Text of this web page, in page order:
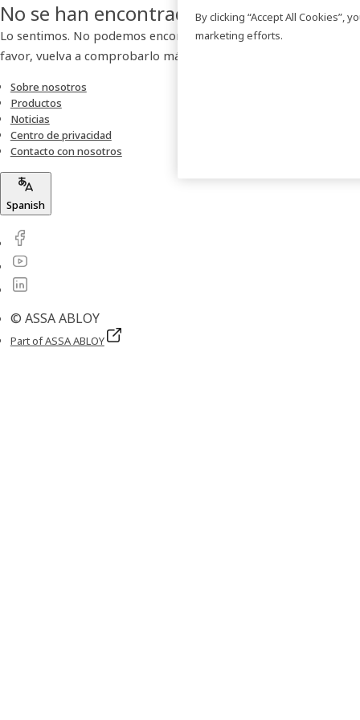
No se han encontrado resultados
Lo sentimos. No podemos encontrar ningún producto. Por
favor, vuelva a comprobarlo más tarde.
Sobre nosotros
Productos
Noticias
Centro de privacidad
Contacto con nosotros
Spanish
© ASSA ABLOY
Part of ASSA ABLOY
By clicking “Accept All Cookies”,
marketing efforts.